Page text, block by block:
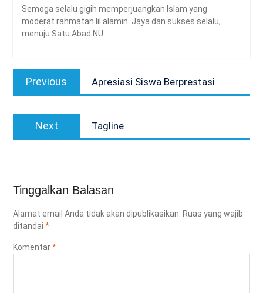
Semoga selalu gigih memperjuangkan Islam yang
moderat rahmatan lil alamin. Jaya dan sukses selalu,
menuju Satu Abad NU.
Navigasi
posPrevious
post:
Apresiasi Siswa Berprestasi
Next
post:
Tagline
Tinggalkan Balasan
Alamat email Anda tidak akan dipublikasikan. Ruas yang wajib
ditandai *
Komentar*